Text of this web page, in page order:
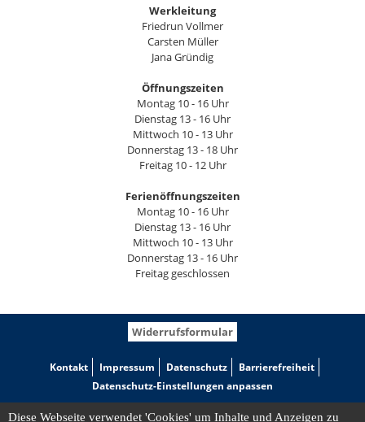
Werkleitung
Friedrun Vollmer
Carsten Müller
Jana Gründig
Öffnungszeiten
Montag 10 - 16 Uhr
Dienstag 13 - 16 Uhr
Mittwoch 10 - 13 Uhr
Donnerstag 13 - 18 Uhr
Freitag 10 - 12 Uhr
Ferienöffnungszeiten
Montag 10 - 16 Uhr
Dienstag 13 - 16 Uhr
Mittwoch 10 - 13 Uhr
Donnerstag 13 - 16 Uhr
Freitag geschlossen
Widerrufsformular
Kontakt Impressum Datenschutz
Barrierefreiheit
Datenschutz-Einstellungen anpassen
Diese Webseite verwendet 'Cookies' um Inhalte und Anzeigen zu